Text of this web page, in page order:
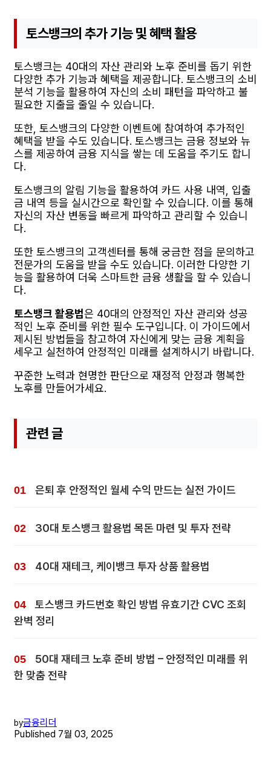
토스뱅크의 추가 기능 및 혜택 활용
토스뱅크는 40대의 자산 관리와 노후 준비를 돕기 위한
다양한 추가 기능과 혜택을 제공합니다. 토스뱅크의 소비
분석 기능을 활용하여 자신의 소비 패턴을 파악하고 불
필요한 지출을 줄일 수 있습니다.
또한, 토스뱅크의 다양한 이벤트에 참여하여 추가적인
혜택을 받을 수도 있습니다. 토스뱅크는 금융 정보와 뉴
스를 제공하여 금융 지식을 쌓는 데 도움을 주기도 합니
다.
토스뱅크의 알림 기능을 활용하여 카드 사용 내역, 입출
금 내역 등을 실시간으로 확인할 수 있습니다. 이를 통해
자신의 자산 변동을 빠르게 파악하고 관리할 수 있습니
다.
또한 토스뱅크의 고객센터를 통해 궁금한 점을 문의하고
전문가의 도움을 받을 수도 있습니다. 이러한 다양한 기
능을 활용하여 더욱 스마트한 금융 생활을 할 수 있습니
다.
토스뱅크 활용법은 40대의 안정적인 자산 관리와 성공
적인 노후 준비를 위한 필수 도구입니다. 이 가이드에서
제시된 방법들을 참고하여 자신에게 맞는 금융 계획을
세우고 실천하여 안정적인 미래를 설계하시기 바랍니다.
꾸준한 노력과 현명한 판단으로 재정적 안정과 행복한
노후를 만들어가세요.
관련 글
은퇴 후 안정적인 월세 수익 만드는 실전 가이드
30대 토스뱅크 활용법 목돈 마련 및 투자 전략
40대 재테크, 케이뱅크 투자 상품 활용법
토스뱅크 카드번호 확인 방법 유효기간 CVC 조회
완벽 정리
50대 재테크 노후 준비 방법 – 안정적인 미래를 위
한 맞춤 전략
by금융리더
Published 7월 03, 2025